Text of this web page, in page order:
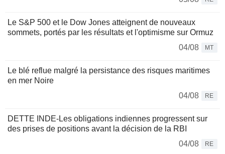
Le S&P 500 et le Dow Jones atteignent de nouveaux
sommets, portés par les résultats et l'optimisme sur Ormuz
04/08
MT
Le blé reflue malgré la persistance des risques maritimes
en mer Noire
04/08
RE
DETTE INDE-Les obligations indiennes progressent sur
des prises de positions avant la décision de la RBI
04/08
RE